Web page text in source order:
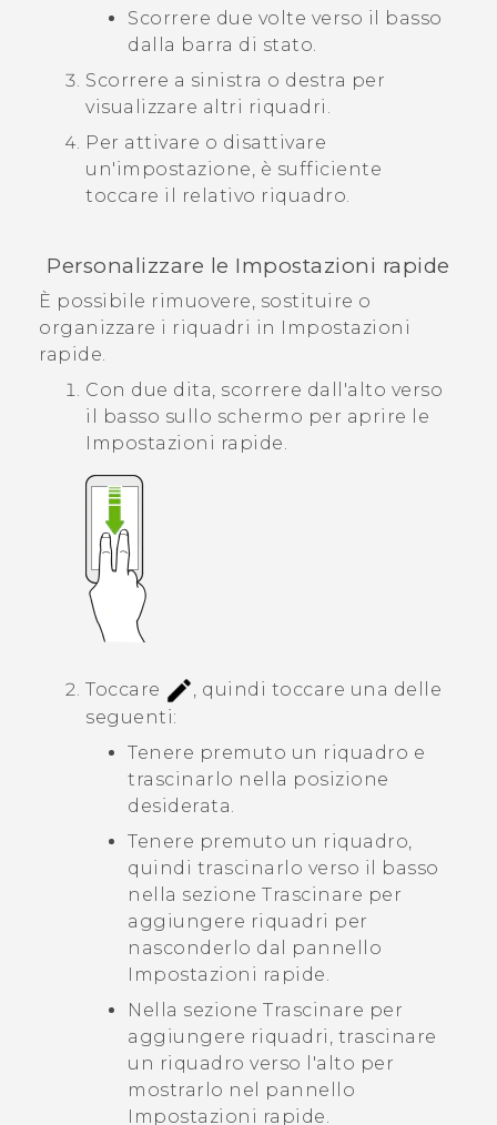
Scorrere due volte verso il basso
dalla barra di stato.
Scorrere a sinistra o destra per
visualizzare altri riquadri.
Per attivare o disattivare
un'impostazione, è sufficiente
toccare il relativo riquadro.
Personalizzare le Impostazioni rapide
È possibile rimuovere, sostituire o
organizzare i riquadri in Impostazioni
rapide.
Con due dita, scorrere dall'alto verso
il basso sullo schermo per aprire le
Impostazioni rapide.
Toccare
, quindi toccare una delle
seguenti:
Tenere premuto un riquadro e
trascinarlo nella posizione
desiderata.
Tenere premuto un riquadro,
quindi trascinarlo verso il basso
nella sezione Trascinare per
aggiungere riquadri per
nasconderlo dal pannello
Impostazioni rapide.
Nella sezione Trascinare per
aggiungere riquadri , trascinare
un riquadro verso l'alto per
mostrarlo nel pannello
Impostazioni rapide.